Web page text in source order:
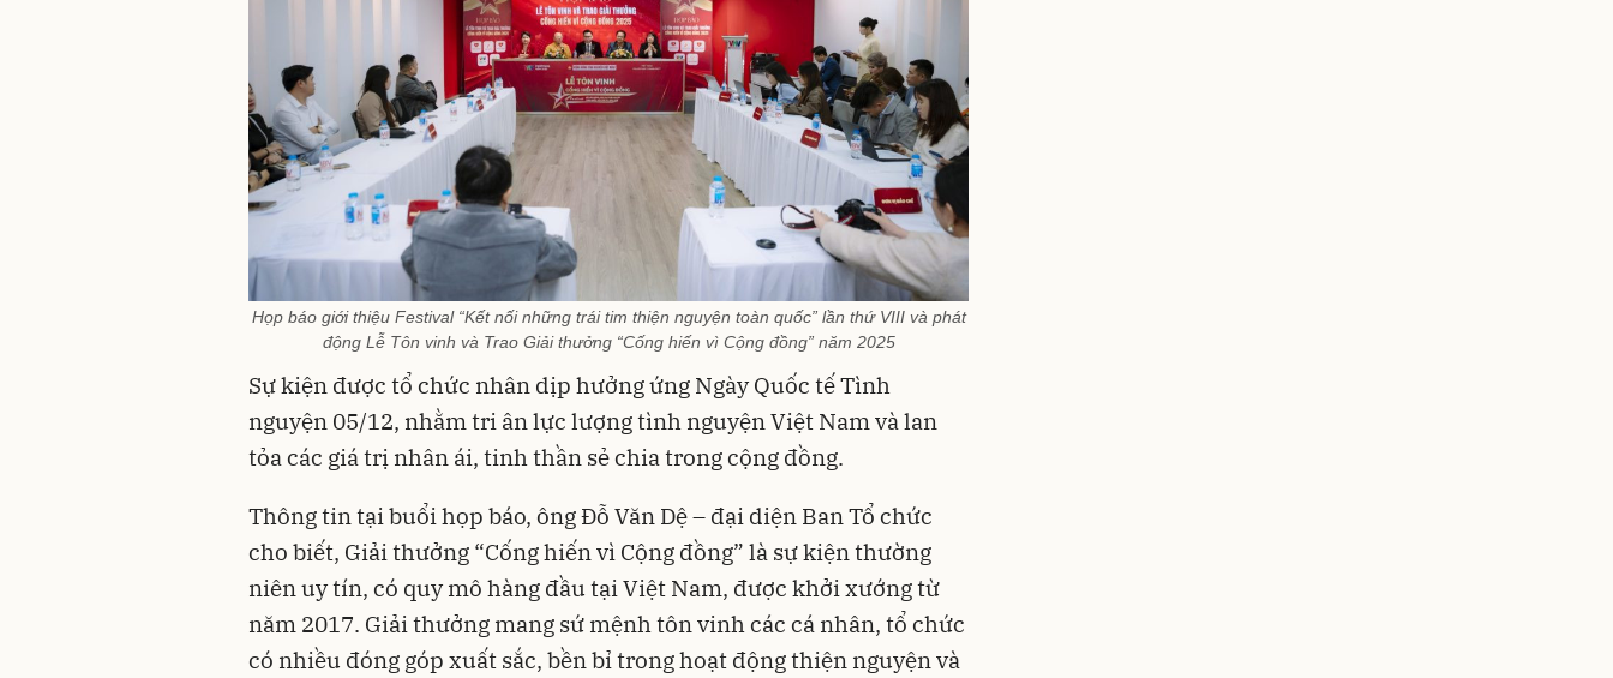
Họp báo giới thiệu Festival “Kết nối những trái tim thiện nguyện toàn quốc” lần thứ VIII và phát
động Lễ Tôn vinh và Trao Giải thưởng “Cống hiến vì Cộng đồng” năm 2025
Sự kiện được tổ chức nhân dịp hưởng ứng Ngày Quốc tế Tình
nguyện 05/12, nhằm tri ân lực lượng tình nguyện Việt Nam và lan
tỏa các giá trị nhân ái, tinh thần sẻ chia trong cộng đồng.
Thông tin tại buổi họp báo, ông Đỗ Văn Dệ – đại diện Ban Tổ chức
cho biết, Giải thưởng “Cống hiến vì Cộng đồng” là sự kiện thường
niên uy tín, có quy mô hàng đầu tại Việt Nam, được khởi xướng từ
năm 2017. Giải thưởng mang sứ mệnh tôn vinh các cá nhân, tổ chức
có nhiều đóng góp xuất sắc, bền bỉ trong hoạt động thiện nguyện và